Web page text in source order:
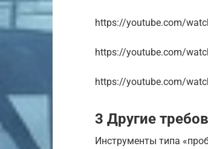
https://youtube.com/
https://youtube.com/
https://youtube.com/
3 Другие
Инструменты типа